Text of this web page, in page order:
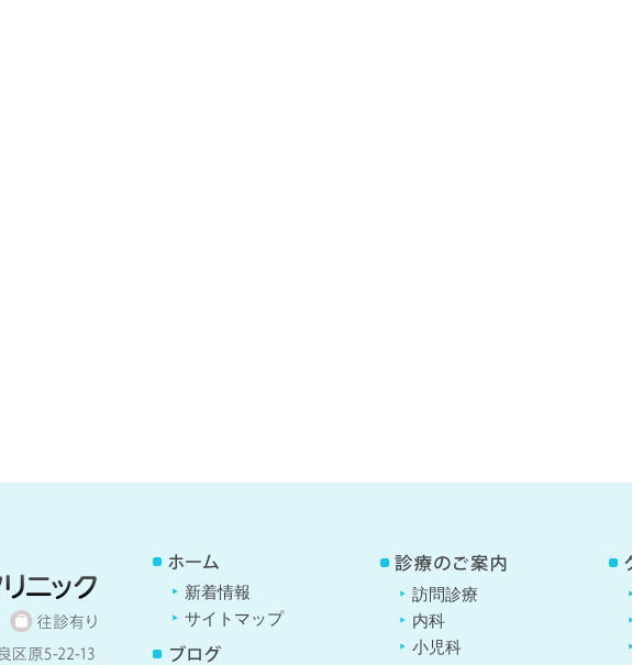
新着情報
サイトマップ
訪問診療
内科
小児科